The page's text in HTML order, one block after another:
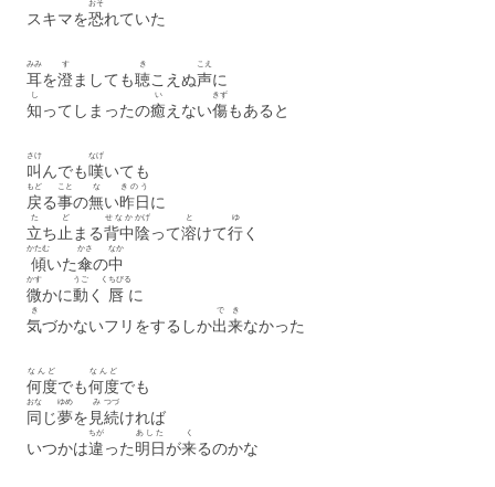
スキマを恐
おそ
れていた
耳
みみ
を澄
す
ましても聴
き
こえぬ声
こえ
に
知
し
ってしまったの癒
い
えない傷
きず
もあると
叫
さけ
んでも嘆
なげ
いても
戻
もど
る事
こと
の無
な
い昨日
きのう
に
立
た
ち止
ど
まる背中
せなか
陰
かげ
って溶
と
けて行
ゆ
く
傾
かたむ
いた傘
かさ
の中
なか
微
かす
かに動
うご
く 唇
くちびる
に
気
き
づかないフリをするしか出
で
来
き
なかった
何度
なんど
でも何度
なんど
でも
同
おな
じ夢
ゆめ
を 見
み
続
つづ
ければ
いつかは違
ちが
った明日
あした
が来
く
るのかな